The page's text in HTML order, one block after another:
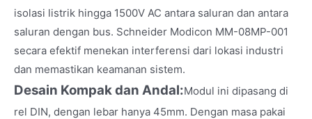
isolasi listrik hingga 1500V AC antara saluran dan antara
saluran dengan bus. Schneider Modicon MM-08MP-001
secara efektif menekan interferensi dari lokasi industri
dan memastikan keamanan sistem.
Desain Kompak dan Andal:Modul ini dipasang di
rel DIN, dengan lebar hanya 45mm. Dengan masa pakai